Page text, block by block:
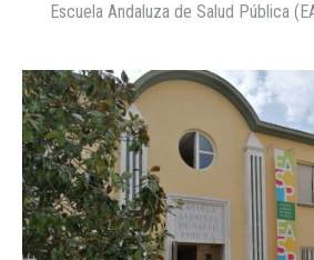
Escuela Andaluza de Salud Pública